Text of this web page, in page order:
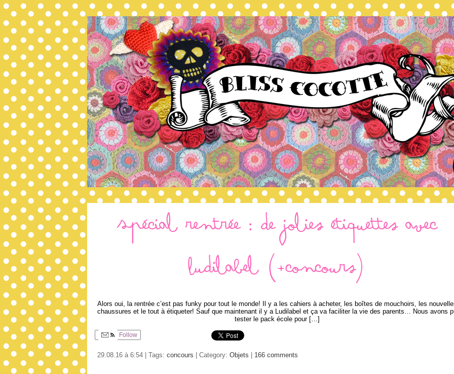
Spécial rentrée : de jolies étiquettes avec
Ludilabel (+concours)
Alors oui, la rentrée c’est pas funky pour tout le monde! Il y a les cahiers à acheter, les boîtes de mouchoirs, les
chaussures et le tout à étiqueter! Sauf que maintenant il y a Ludilabel et ça va faciliter la vie des parents… Nous avons
tester le pack école pour […]
Follow
29.08.16 à 6:54 | Tags: concours | Category: Objets | 166 comments